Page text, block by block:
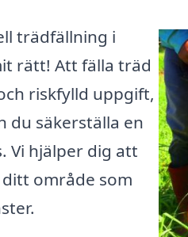
trädfällning i
rätt! Att fälla träd
riskfylld uppgift,
du säkerställa en
Vi hjälper dig att
område som